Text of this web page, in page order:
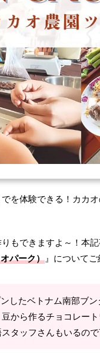
を体験できる！カカ
もできますよ～！本
パーク） 』についてご
したベトナム南部ブ
から作るチョコレー
タッフさんもいるの